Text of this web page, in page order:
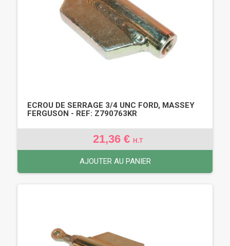
ECROU DE SERRAGE 3/4 UNC FORD, MASSEY
FERGUSON - REF: Z790763KR
21,36 € H.T
AJOUTER AU PANIER